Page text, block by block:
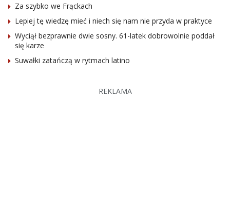
Za szybko we Frąckach
Lepiej tę wiedzę mieć i niech się nam nie przyda w praktyce
Wyciął bezprawnie dwie sosny. 61-latek dobrowolnie poddał
się karze
Suwałki zatańczą w rytmach latino
REKLAMA